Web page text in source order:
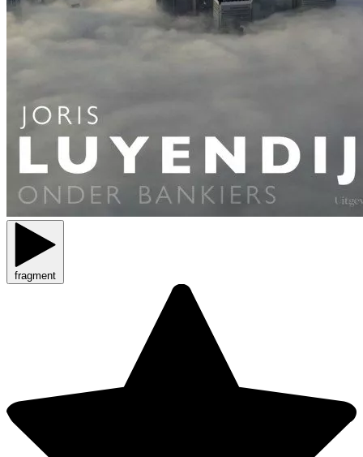
fragment